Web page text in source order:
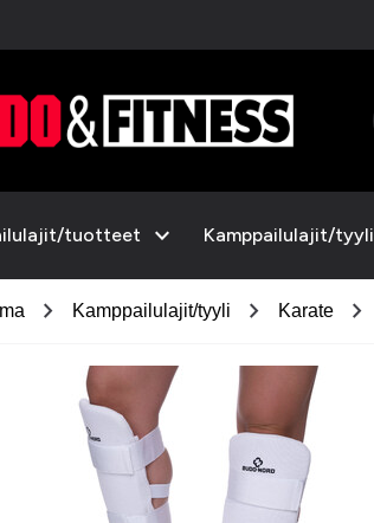
tuotteet expand_more Kamppailulajit/tyyli
chevron_right Kamppailulajit/tyyli chevron_right Karate chevron_right